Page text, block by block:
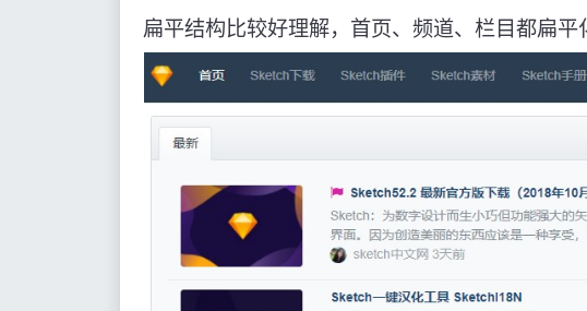
扁平结构比较好理解，首页、频道、栏目都扁平